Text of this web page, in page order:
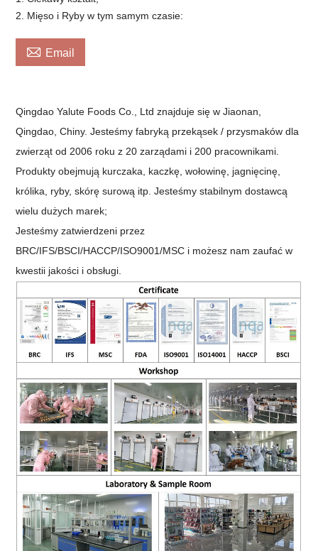
2. Mięso i Ryby w tym samym czasie:
 Email
Qingdao Yalute Foods Co., Ltd znajduje się w Jiaonan,
Qingdao, Chiny. Jesteśmy fabryką przekąsek / przysmaków dla
zwierząt od 2006 roku z 20 zarządami i 200 pracownikami.
Produkty obejmują kurczaka, kaczkę, wołowinę, jagnięcinę,
królika, ryby, skórę surową itp. Jesteśmy stabilnym dostawcą
wielu dużych marek;
Jesteśmy zatwierdzeni przez
BRC/IFS/BSCI/HACCP/ISO9001/MSC i możesz nam zaufać w
kwestii jakości i obsługi.